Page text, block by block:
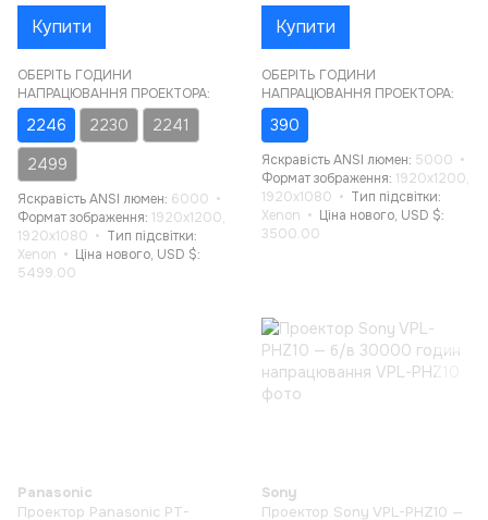
Купити
ОБЕРІТЬ ГОДИНИ
НАПРАЦЮВАННЯ ПРОЕКТОРА:
2246 2230
2241
2499
Яскравість ANSI люмен 6000
Формат зображення 1920x1200,
1920x1080
Тип підсвітки
Xenon
Ціна нового, USD $
5499.00
Купити
ОБЕРІТЬ ГОДИНИ
НАПРАЦЮВАННЯ ПРОЕКТОРА:
390
Яскравість ANSI люмен 5000
Формат зображення 1920x1200,
1920x1080
Тип підсвітки
Xenon
Ціна нового, USD $
3500.00
Panasonic
Проектор Panasonic PT-
Sony
Проектор Sony VPL-PHZ10 —